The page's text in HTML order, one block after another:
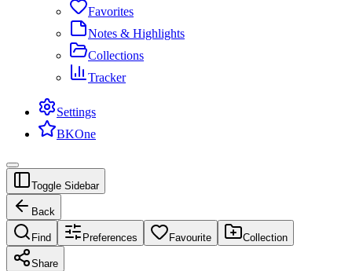
Favorites
Notes & Highlights
Collections
Tracker
Settings
BKOne
Toggle Sidebar
Back
Find Preferences Favourite Collection
Share